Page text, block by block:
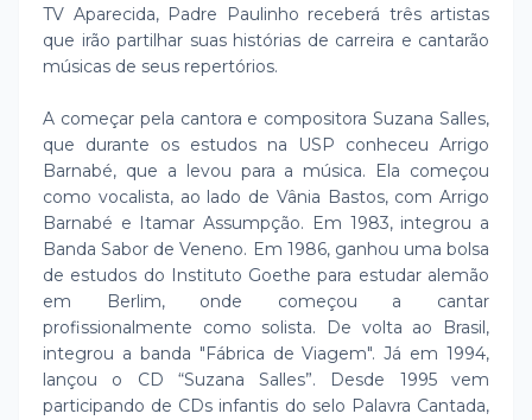
TV Aparecida, Padre Paulinho receberá três artistas
que irão partilhar suas histórias de carreira e cantarão
músicas de seus repertórios.
A começar pela cantora e compositora Suzana Salles,
que durante os estudos na USP conheceu Arrigo
Barnabé, que a levou para a música. Ela começou
como vocalista, ao lado de Vânia Bastos, com Arrigo
Barnabé e Itamar Assumpção. Em 1983, integrou a
Banda Sabor de Veneno. Em 1986, ganhou uma bolsa
de estudos do Instituto Goethe para estudar alemão
em Berlim, onde começou a cantar
profissionalmente como solista. De volta ao Brasil,
integrou a banda "Fábrica de Viagem". Já em 1994,
lançou o CD “Suzana Salles”. Desde 1995 vem
participando de CDs infantis do selo Palavra Cantada,